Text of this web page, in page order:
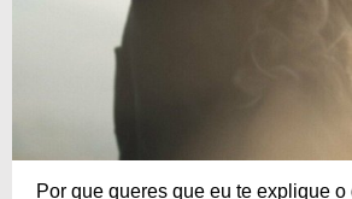
Por que queres que eu te explique